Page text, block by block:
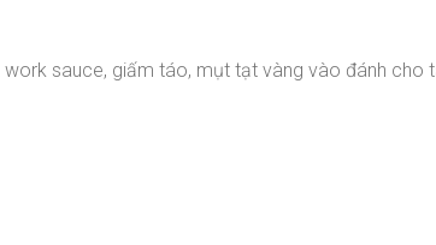
sauce, giấm táo, mụt tạt vàng vào đánh cho